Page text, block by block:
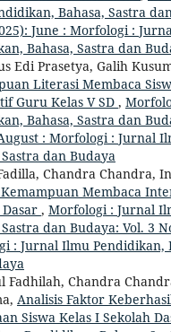
Bahasa, Sastra
June : Morfologi :
Bahasa, Sastra dan
Edi Prasetya, Galih
Literasi Membaca
Guru Kelas V SD ,
Bahasa, Sastra dan
: Morfologi : Jurnal
dan Budaya
Chandra Chandra,
Membaca
, Morfologi : Jurnal
dan Budaya: Vol. 3
: Jurnal Ilmu Pendidikan,
Fadhilah, Chandra
Analisis Faktor
Siswa Kelas I Sekolah